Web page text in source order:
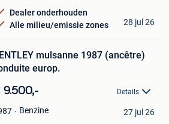
Dealer onderhouden
Alle milieu/emissie zones
28 jul 26
mulsanne 1987 (ancêtre)
europ.
9.500,- Details
Benzine 27 jul 26